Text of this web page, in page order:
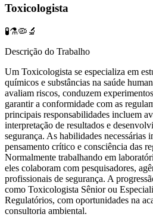
Toxicologista
🧪⚗️🦠🔬
Descrição do Trabalho
Um Toxicologista se especializa em
químicos e substâncias na saúde
avaliam riscos, conduzem
garantir a conformidade com as
principais responsabilidades incluem
interpretação de resultados e
segurança. As habilidades necessárias
pensamento crítico e consciência das
Normalmente trabalhando em
eles colaboram com pesquisadores,
profissionais de segurança. A
como Toxicologista Sênior ou
Regulatórios, com oportunidades na
consultoria ambiental.